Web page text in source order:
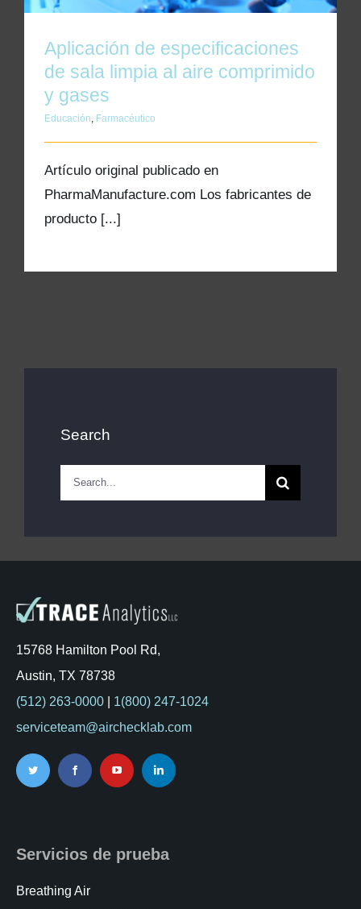
Kits AirCheck✓
Account
Aplicación de especificaciones
de sala limpia al aire comprimido
y gases
Educación, Farmacéutico
Artículo original publicado en
PharmaManufacture.com Los fabricantes de
producto [...]
Search
Search
for:
15768 Hamilton Pool Rd,
Austin, TX 78738
(512) 263-0000| 1(800) 247-1024
serviceteam@airchecklab.com
Servicios de prueba
Breathing Air